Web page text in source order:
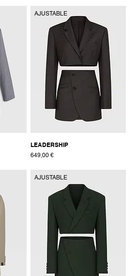
AJUSTABLE
LEADERSHIP
Prix
649,00 €
AJUSTABLE